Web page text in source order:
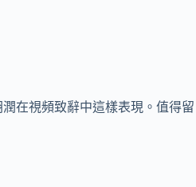
在視頻致辭中這樣表現。值得留